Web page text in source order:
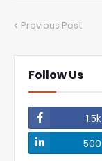
Previous Post
Follow Us
1.5k
500